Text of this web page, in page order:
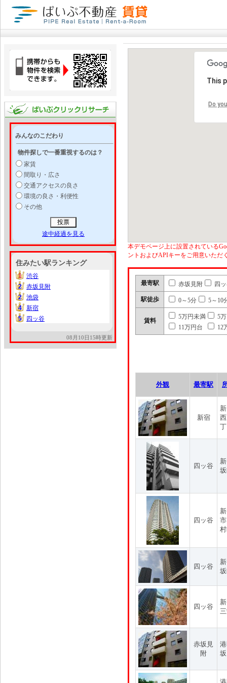
みんなのこだわり
物件探しで一番重視するのは？
家賃
間取り・広さ
交通アクセスの良さ
環境の良さ・利便性
その他
途中経過を見る
住みたい駅ランキング
1
1
渋谷
2
2
赤坂見附
2
2
池袋
4
4
新宿
5
5 四ッ谷
08月10日15時更新
This
Do
本デモページ上に設置されている
ントおよびAPIキーをご用意いただ
最寄駅 赤坂見附 四
駅徒歩 0～5分 5～10
賃料
5万円未満
5
11万円台
12
外観 最寄駅
新宿
四ッ谷
四ッ谷
四ッ谷
四ッ谷
赤坂見
附